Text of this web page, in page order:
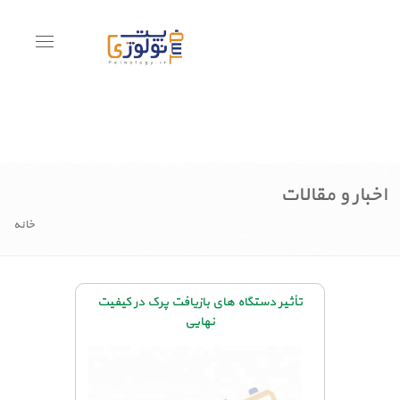
Toggle
اخبار و مقالات
خانه
تأثیر دستگاه های بازیافت پرک در کیفیت
نهایی